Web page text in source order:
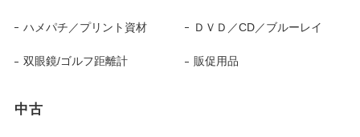
ハメパチ／プリント資材 ＤＶＤ／CD／ブルーレイ
双眼鏡/ゴルフ距離計 販促用品
中古